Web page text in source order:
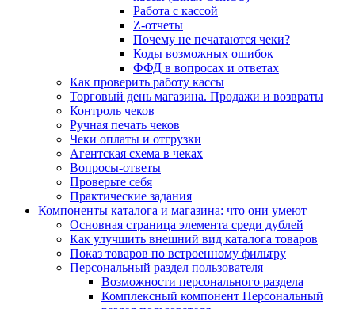
Работа с кассой
Z-отчеты
Почему не печатаются чеки?
Коды возможных ошибок
ФФД в вопросах и ответах
Как проверить работу кассы
Торговый день магазина. Продажи и возвраты
Контроль чеков
Ручная печать чеков
Чеки оплаты и отгрузки
Агентская схема в чеках
Вопросы-ответы
Проверьте себя
Практические задания
Компоненты каталога и магазина: что они умеют
Основная страница элемента среди дублей
Как улучшить внешний вид каталога товаров
Показ товаров по встроенному фильтру
Персональный раздел пользователя
Возможности персонального раздела
Комплексный компонент Персональный